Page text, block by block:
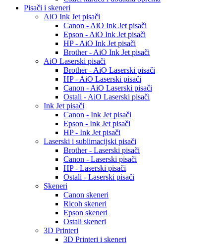
Pisači i skeneri
AiO Ink Jet pisači
Canon - AiO Ink Jet pisači
Epson - AiO Ink Jet pisači
HP - AiO Ink Jet pisači
Brother - AiO Ink Jet pisači
AiO Laserski pisači
Brother - AiO Laserski pisači
HP - AiO Laserski pisači
Canon - AiO Laserski pisači
Ostali - AiO Laserski pisači
Ink Jet pisači
Canon - Ink Jet pisači
Epson - Ink Jet pisači
HP - Ink Jet pisači
Laserski i sublimacijski pisači
Brother - Laserski pisači
Canon - Laserski pisači
HP - Laserski pisači
Ostali - Laserski pisači
Skeneri
Canon skeneri
Ricoh skeneri
Epson skeneri
Ostali skeneri
3D Printeri
3D Printeri i skeneri